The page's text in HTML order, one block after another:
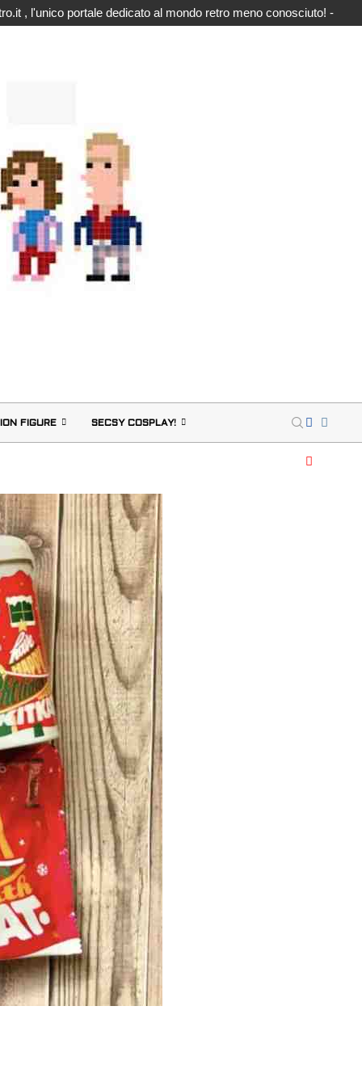
, l'unico portale dedicato al mondo retro meno conosciuto! -
FIGURE SECSY COSPLAY!